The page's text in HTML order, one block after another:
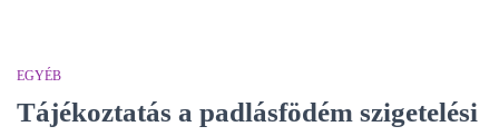
EGYÉB
Tájékoztatás a padlásfödém szigetelési